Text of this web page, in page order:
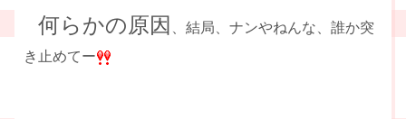
何らかの原因
、結局、ナンやねんな、誰か突
き止めてー